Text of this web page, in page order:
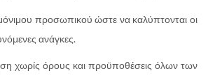
προσωπικού ώστε να καλύπτονται οι
ανάγκες.
χωρίς όρους και προϋποθέσεις όλων των